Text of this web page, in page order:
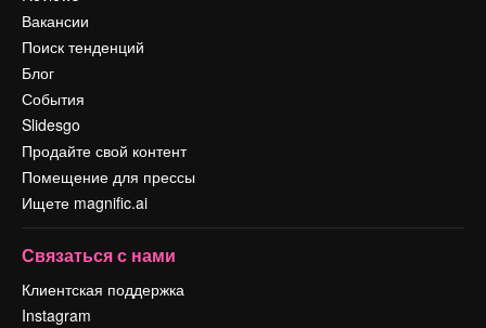
Вакансии
Поиск тенденций
Блог
События
Slidesgo
Продайте свой контент
Помещение для прессы
Ищете magnific.ai
Связаться с нами
Клиентская поддержка
Instagram